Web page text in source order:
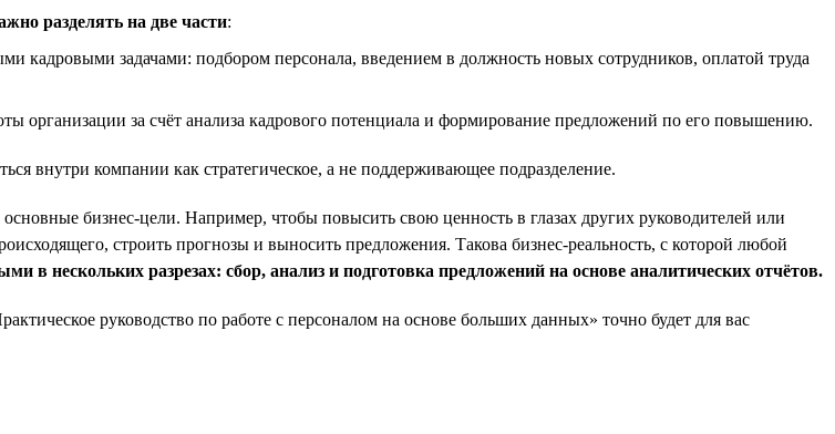
разделять на две части:
кадровыми задачами: подбором персонала, введением в должность новых сотрудников, оплатой труда
организации за счёт анализа кадрового потенциала и формирование предложений по его повышению.
внутри компании как стратегическое, а не поддерживающее подразделение.
основные бизнес-цели. Например, чтобы повысить свою ценность в глазах других руководителей или
строить прогнозы и выносить предложения. Такова бизнес-реальность, с которой любой
в нескольких разрезах: сбор, анализ и подготовка предложений на основе аналитических отчётов.
руководство по работе с персоналом на основе больших данных» точно будет для вас